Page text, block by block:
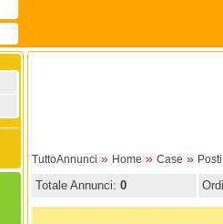
TuttoAnnunci » Home » Case »
Totale Annunci: 0